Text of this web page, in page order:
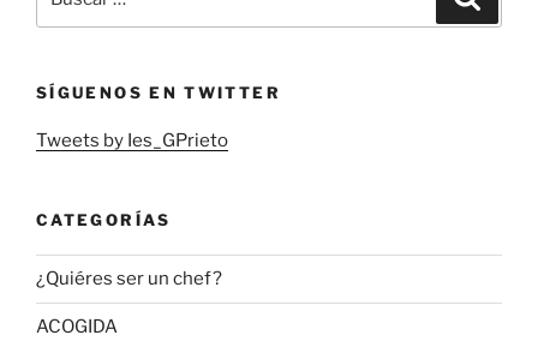
por:
SÍGUENOS EN TWITTER
Tweets by Ies_GPrieto
CATEGORÍAS
¿Quiéres ser un chef?
ACOGIDA